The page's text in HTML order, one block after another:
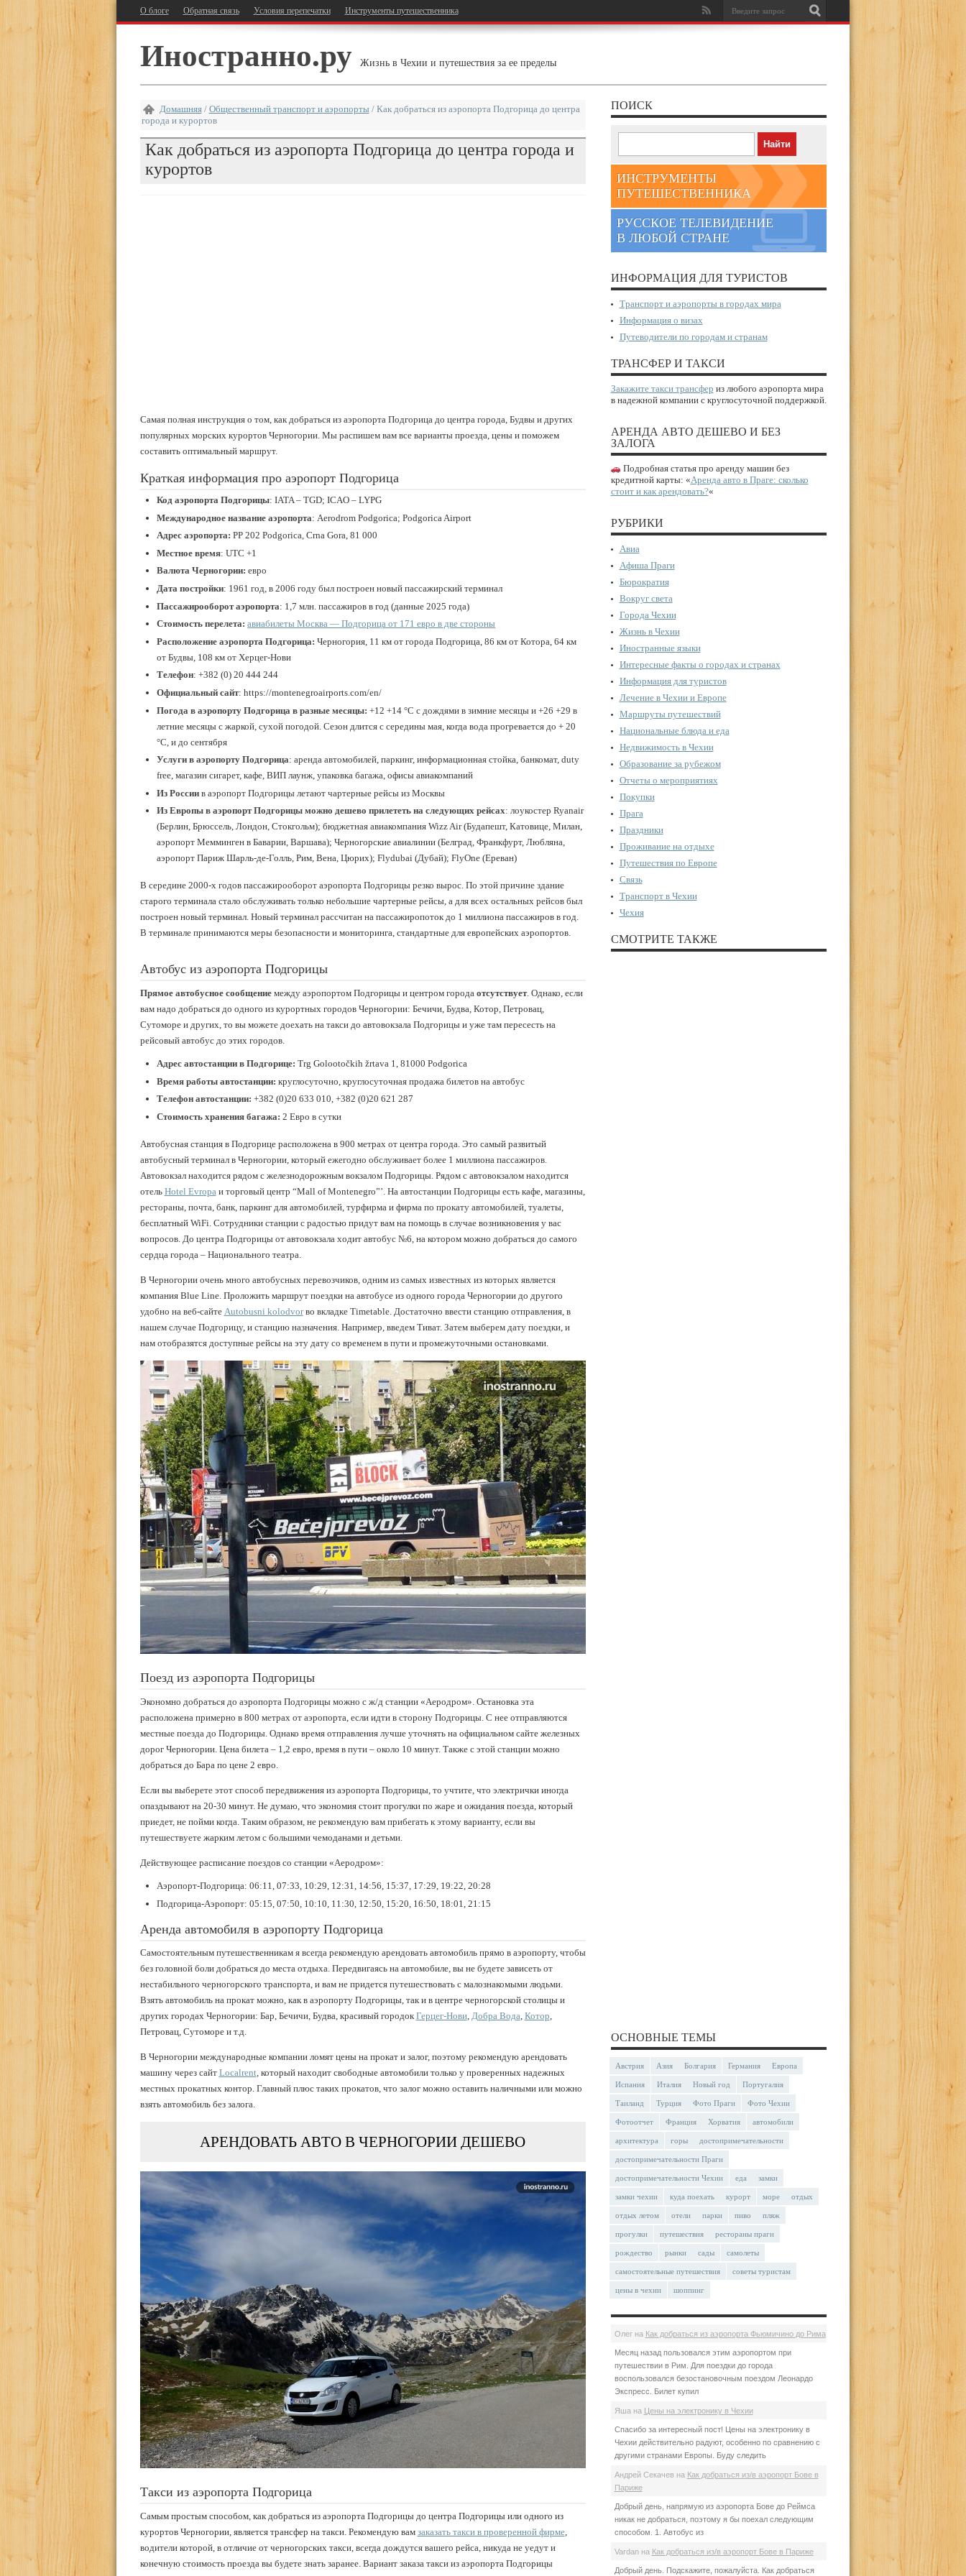
О блоге Обратная связь Условия перепечатки Инструменты путешественника
Иностранно.ру Жизнь в Чехии и путешествия за ее пределы
Домашняя/ Общественный транспорт и аэропорты/ Как добраться из аэропорта Подгорица до центра
города и курортов
Как добраться из аэропорта Подгорица до центра города и
курортов
Самая полная инструкция о том, как добраться из аэропорта Подгорица до центра города, Будвы и других
популярных морских курортов Черногории. Мы распишем вам все варианты проезда, цены и поможем
составить оптимальный маршрут.
Краткая информация про аэропорт Подгорица
Код аэропорта Подгорицы: IATA – TGD; ICAO – LYPG
Международное название аэропорта: Aerodrom Podgorica; Podgorica Airport
Адрес аэропорта: PP 202 Podgorica, Crna Gora, 81 000
Местное время: UTC +1
Валюта Черногории:евро
Дата постройки: 1961 год, в 2006 году был построен новый пассажирский терминал
Пассажирооборот аэропорта: 1,7 млн. пассажиров в год (данные 2025 года)
Стоимость перелета: авиабилеты Москва — Подгорица от 171 евро в две стороны
Расположение аэропорта Подгорица: Черногория, 11 км от города Подгорица, 86 км от Котора, 64 км
от Будвы, 108 км от Херцег-Нови
Телефон: +382 (0) 20 444 244
Официальный сайт: https://montenegroairports.com/en/
Погода в аэропорту Подгорица в разные месяцы: +12 +14 °С с дождями в зимние месяцы и +26 +29 в
летние месяцы с жаркой, сухой погодой. Сезон длится с середины мая, когда вода прогревается до + 20
°С, и до сентября
Услуги в аэропорту Подгорица: аренда автомобилей, паркинг, информационная стойка, банкомат, duty
free, магазин сигарет, кафе, ВИП лаунж, упаковка багажа, офисы авиакомпаний
Из России в аэропорт Подгорицы летают чартерные рейсы из Москвы
Из Европы в аэропорт Подгорицы можно дешево прилететь на следующих рейсах: лоукостер Ryanair
(Берлин, Брюссель, Лондон, Стокгольм); бюджетная авиакомпания Wizz Air (Будапешт, Катовице, Милан,
аэропорт Мемминген в Баварии, Варшава); Черногорские авиалинии (Белград, Франкфурт, Любляна,
аэропорт Париж Шарль-де-Голль, Рим, Вена, Цюрих); Flydubai (Дубай); FlyOne (Ереван)
В середине 2000-х годов пассажирооборот аэропорта Подгорицы резко вырос. По этой причине здание
старого терминала стало обслуживать только небольшие чартерные рейсы, а для всех остальных рейсов был
построен новый терминал. Новый терминал рассчитан на пассажиропоток до 1 миллиона пассажиров в год.
В терминале принимаются меры безопасности и мониторинга, стандартные для европейских аэропортов.
Автобус из аэропорта Подгорицы
Прямое автобусное сообщениемежду аэропортом Подгорицы и центром города отсутствует. Однако, если
вам надо добраться до одного из курортных городов Черногории: Бечичи, Будва, Котор, Петровац,
Сутоморе и других, то вы можете доехать на такси до автовокзала Подгорицы и уже там пересесть на
рейсовый автобус до этих городов.
Адрес автостанции в Подгорице: Trg Golootočkih žrtava 1, 81000 Podgorica
Время работы автостанции: круглосуточно, круглосуточная продажа билетов на автобус
Телефон автостанции: +382 (0)20 633 010, +382 (0)20 621 287
Стоимость хранения багажа:2 Евро в сутки
Автобусная станция в Подгорице расположена в 900 метрах от центра города. Это самый развитый
автобусный терминал в Черногории, который ежегодно обслуживает более 1 миллиона пассажиров.
Автовокзал находится рядом с железнодорожным вокзалом Подгорицы. Рядом с автовокзалом находится
отель Hotel Evropa и торговый центр “Mall of Montenegro”’. На автостанции Подгорицы есть кафе, магазины,
рестораны, почта, банк, паркинг для автомобилей, турфирма и фирма по прокату автомобилей, туалеты,
бесплатный WiFi. Сотрудники станции с радостью придут вам на помощь в случае возникновения у вас
вопросов. До центра Подгорицы от автовокзала ходит автобус №6, на котором можно добраться до самого
сердца города – Национального театра.
В Черногории очень много автобусных перевозчиков, одним из самых известных из которых является
компания Blue Line. Проложить маршрут поездки на автобусе из одного города Черногории до другого
удобно на веб-сайте Autobusni kolodvorво вкладке Timetable. Достаточно ввести станцию отправления, в
нашем случае Подгорицу, и станцию назначения. Например, введем Тиват. Затем выберем дату поездки, и
нам отобразятся доступные рейсы на эту дату со временем в пути и промежуточными остановками.
Поезд из аэропорта Подгорицы
Экономно добраться до аэропорта Подгорицы можно с ж/д станции «Аеродром». Остановка эта
расположена примерно в 800 метрах от аэропорта, если идти в сторону Подгорицы. С нее отправляются
местные поезда до Подгорицы. Однако время отправления лучше уточнять на официальном сайте железных
дорог Черногории. Цена билета – 1,2 евро, время в пути – около 10 минут. Также с этой станции можно
добраться до Бара по цене 2 евро.
Если вы выберете этот способ передвижения из аэропорта Подгорицы, то учтите, что электрички иногда
опаздывают на 20-30 минут. Не думаю, что экономия стоит прогулки по жаре и ожидания поезда, который
приедет, не пойми когда. Таким образом, не рекомендую вам прибегать к этому варианту, если вы
путешествуете жарким летом с большими чемоданами и детьми.
Действующее расписание поездов со станции «Аеродром»:
Аэропорт-Подгорица: 06:11, 07:33, 10:29, 12:31, 14:56, 15:37, 17:29, 19:22, 20:28
Подгорица-Аэропорт: 05:15, 07:50, 10:10, 11:30, 12:50, 15:20, 16:50, 18:01, 21:15
Аренда автомобиля в аэропорту Подгорица
Самостоятельным путешественникам я всегда рекомендую арендовать автомобиль прямо в аэропорту, чтобы
без головной боли добраться до места отдыха. Передвигаясь на автомобиле, вы не будете зависеть от
нестабильного черногорского транспорта, и вам не придется путешествовать с малознакомыми людьми.
Взять автомобиль на прокат можно, как в аэропорту Подгорицы, так и в центре черногорской столицы и
других городах Черногории: Бар, Бечичи, Будва, красивый городокГерцег-Нови, Добра Вода, Котор,
Петровац, Сутоморе и т.д.
В Черногории международные компании ломят цены на прокат и залог, поэтому рекомендую арендовать
машину через сайт Localrent, который находит свободные автомобили только у проверенных надежных
местных прокатных контор. Главный плюс таких прокатов, что залог можно оставить наличными или можно
взять автомобиль без залога.
АРЕНДОВАТЬ АВТО В ЧЕРНОГОРИИ ДЕШЕВО
Такси из аэропорта Подгорица
Самым простым способом, как добраться из аэропорта Подгорицы до центра Подгорицы или одного из
курортов Черногории, является трансфер на такси. Рекомендую вам заказать такси в проверенной фирме,
водители которой, в отличие от черногорских такси, всегда дождутся вашего рейса, никуда не уедут и
конечную стоимость проезда вы будете знать заранее. Вариант заказа такси из аэропорта Подгорицы
ПОИСК
ИНСТРУМЕНТЫ
ПУТЕШЕСТВЕННИКА
РУССКОЕ ТЕЛЕВИДЕНИЕ
В ЛЮБОЙ СТРАНЕ
ИНФОРМАЦИЯ ДЛЯ ТУРИСТОВ
Транспорт и аэропорты в городах мира
Информация о визах
Путеводители по городам и странам
ТРАНСФЕР И ТАКСИ
Закажите такси трансфер из любого аэропорта мира
в надежной компании с круглосуточной поддержкой.
АРЕНДА АВТО ДЕШЕВО И БЕЗ
ЗАЛОГА
Подробная статья про аренду машин без
кредитной карты: «Аренда авто в Праге: сколько
стоит и как арендовать?«
РУБРИКИ
Авиа
Афиша Праги
Бюрократия
Вокруг света
Города Чехии
Жизнь в Чехии
Иностранные языки
Интересные факты о городах и странах
Информация для туристов
Лечение в Чехии и Европе
Маршруты путешествий
Национальные блюда и еда
Недвижимость в Чехии
Образование за рубежом
Отчеты о мероприятиях
Покупки
Прага
Праздники
Проживание на отдыхе
Путешествия по Европе
Связь
Транспорт в Чехии
Чехия
СМОТРИТЕ ТАКЖЕ
ОСНОВНЫЕ ТЕМЫ
Австрия Азия Болгария Германия Европа
Испания Италия Новый год Португалия
Таиланд Турция Фото Праги Фото Чехии
Фотоотчет Франция Хорватия автомобили
архитектура горы достопримечательности
достопримечательности Праги
достопримечательности Чехии еда замки
замки чехии куда поехать курорт море отдых
отдых летом отели парки пиво пляж
прогулки путешествия рестораны праги
рождество рынки сады самолеты
самостоятельные путешествия советы туристам
цены в чехии шоппинг
Олегна Как добраться из аэропорта Фьюмичино до Рима
Месяц назад пользовался этим аэропортом при
путешествии в Рим. Для поездки до города
воспользовался безостановочным поездом Леонардо
Экспресс. Билет купил
Яша на Цены на электронику в Чехии
Спасибо за интересный пост! Цены на электронику в
Чехии действительно радуют, особенно по сравнению с
другими странами Европы. Буду следить
Андрей Секачев на Как добраться из/в аэропорт Бове в
Париже
Добрый день, напрямую из аэропорта Бове до Реймса
никак не добраться, поэтому я бы поехал следующим
способом. 1. Автобус из
Vardanна Как добраться из/в аэропорт Бове в Париже
Добрый день. Подскажите, пожалуйста. Как добраться